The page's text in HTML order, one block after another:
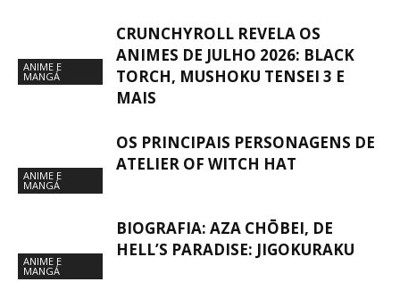
ANIME E
MANGÁ
CRUNCHYROLL REVELA OS
ANIMES DE JULHO 2026: BLACK
TORCH, MUSHOKU TENSEI 3 E
MAIS
ANIME E
MANGÁ
OS PRINCIPAIS PERSONAGENS DE
ATELIER OF WITCH HAT
ANIME E
MANGÁ
BIOGRAFIA: AZA CHŌBEI, DE
HELL’S PARADISE: JIGOKURAKU